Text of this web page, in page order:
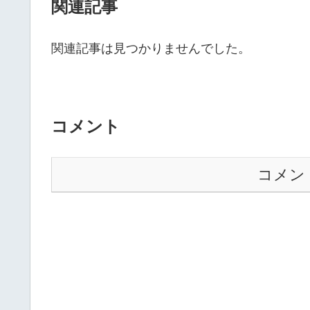
関連記事
関連記事は見つかりませんでした。
コメント
コメン